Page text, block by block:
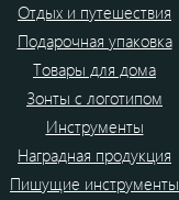
Отдых и путешествия
Подарочная упаковка
Товары для дома
Зонты с логотипом
Инструменты
Наградная продукция
Пишущие инструменты